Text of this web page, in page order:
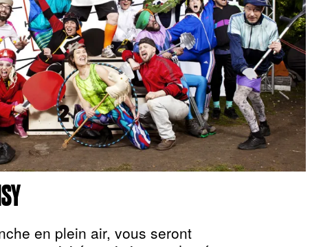
en plein air, vous seront